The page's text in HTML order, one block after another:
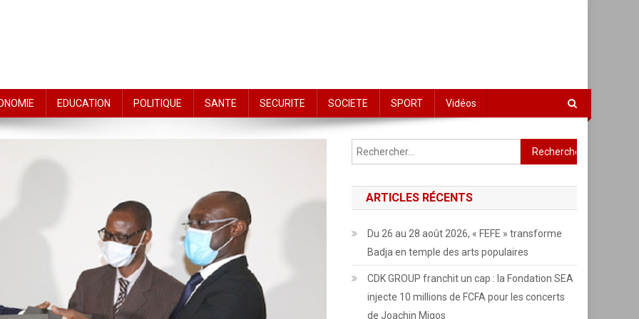
EDUCATION POLITIQUE SANTE SECURITE SOCIETE SPORT Vidéos
Rechercher :
ARTICLES RÉCENTS
Du 26 au 28 août 2026, « FEFE » transforme
Badja en temple des arts populaires
CDK GROUP franchit un cap : la Fondation SEA
injecte 10 millions de FCFA pour les concerts
de Joachin Migos